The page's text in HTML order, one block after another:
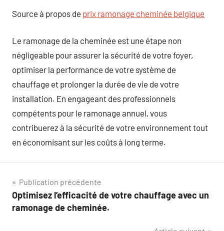
Source à propos de prix ramonage cheminée belgique
Le ramonage de la cheminée est une étape non
négligeable pour assurer la sécurité de votre foyer,
optimiser la performance de votre système de
chauffage et prolonger la durée de vie de votre
installation. En engageant des professionnels
compétents pour le ramonage annuel, vous
contribuerez à la sécurité de votre environnement tout
en économisant sur les coûts à long terme.
Navigation
de
Publication précédente
Optimisez l’efficacité de votre chauffage avec un
ramonage de cheminée.